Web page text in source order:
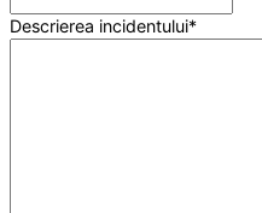
Descrierea incidentului*